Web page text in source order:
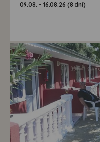
09.08. - 16.08.26 (8 dní)